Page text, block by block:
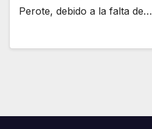
Perote, debido a la falta de…